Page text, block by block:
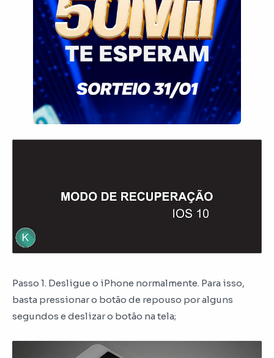
Passo 1. Desligue o iPhone normalmente. Para isso,
basta pressionar o botão de repouso por alguns
segundos e deslizar o botão na tela;